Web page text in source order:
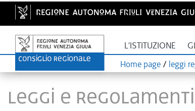
L'ISTITUZIONE
Home page / leggi
LEGGI E REGOLAMENTI